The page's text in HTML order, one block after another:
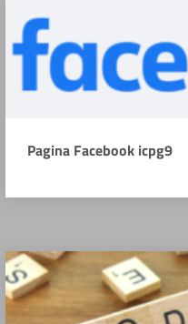
Pagina Facebook icpg9